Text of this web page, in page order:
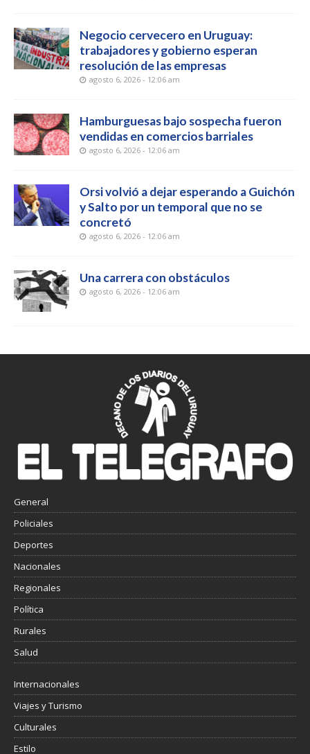
Negocio cervecero en Uruguay:
trabajadores y gobierno esperan
resolución de las empresas
agosto 6, 2026 - 12:06 am
Hamburguesas bajo sospecha fueron
vendidas en comercios barriales
agosto 6, 2026 - 12:06 am
Orsi volvió a dejar esperando a Guichón
y Salto por un temporal que no se
concretó
agosto 6, 2026 - 12:06 am
Una carrera con obstáculos
agosto 6, 2026 - 12:06 am
General
Policiales
Deportes
Nacionales
Regionales
Política
Rurales
Salud
Internacionales
Viajes y Turismo
Culturales
Estilo